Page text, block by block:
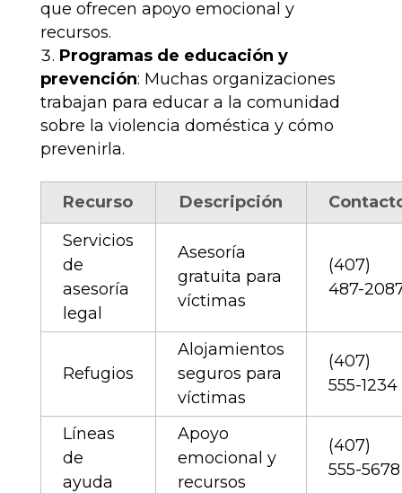
que ofrecen apoyo emocional y
recursos.
Programas de educación y
prevención: Muchas organizaciones
trabajan para educar a la comunidad
sobre la violencia doméstica y cómo
prevenirla.
Recurso Descripción
Servicios
de
asesoría
legal
Asesoría
gratuita para
víctimas
(407)
487-
Refugios
Alojamientos
seguros para
víctimas
(407)
555-1234
Líneas
de
ayuda
Apoyo
emocional y
recursos
(407)
555-5678